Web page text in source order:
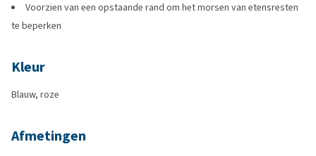
Voorzien van een opstaande rand om het morsen van etensresten
te beperken
Kleur
Blauw, roze
Afmetingen